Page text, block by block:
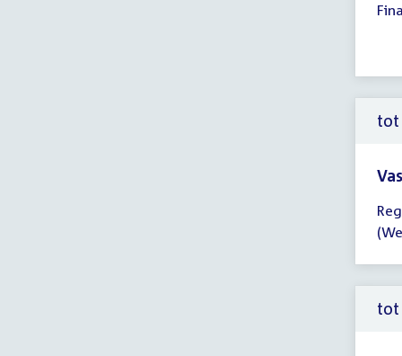
uur
tot
tot
uur
tot